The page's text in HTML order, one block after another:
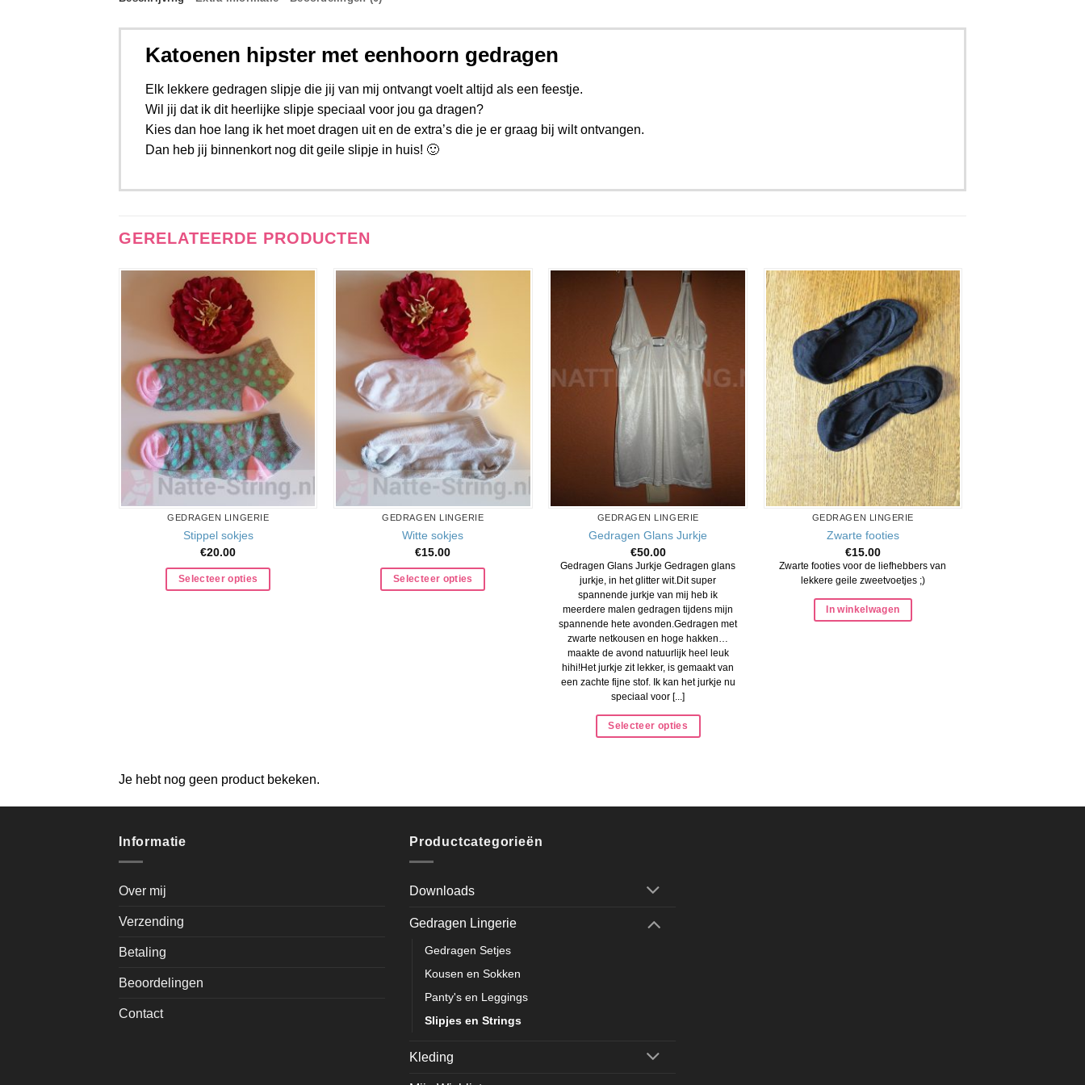
Katoenen hipster met eenhoorn gedragen
Elk lekkere gedragen slipje die jij van mij ontvangt voelt altijd als een feestje.
Wil jij dat ik dit heerlijke slipje speciaal voor jou ga dragen?
Kies dan hoe lang ik het moet dragen uit en de extra’s die je er graag bij wilt ontvangen.
Dan heb jij binnenkort nog dit geile slipje in huis! 🙂
GERELATEERDE PRODUCTEN
toevoegen
GEDRAGEN LINGERIE
Stippel sokjes
€20.00
Selecteer opties
verlanglijst
GEDRAGEN LINGERIE
Witte sokjes
€15.00
Selecteer opties
verlanglijst
toevoegen
GEDRAGEN LINGERIE
Gedragen Glans Jurkje
€50.00
Gedragen Glans Jurkje Gedragen glans
jurkje, in het glitter wit.Dit super
spannende jurkje van mij heb ik
meerdere malen gedragen tijdens mijn
spannende hete avonden.Gedragen met
zwarte netkousen en hoge hakken…
maakte de avond natuurlijk heel leuk
hihi!Het jurkje zit lekker, is gemaakt van
een zachte fijne stof. Ik kan het jurkje nu
speciaal voor [...]
Selecteer opties
Aan
verlanglijst
toevoegen
GEDRAGEN LINGERIE
Zwarte footies
€15.00
Zwarte footies voor de liefhebbers van
lekkere geile zweetvoetjes ;)
In winkelwagen
Je hebt nog geen product bekeken.
Informatie
Over mij
Verzending
Betaling
Beoordelingen
Contact
Productcategorieën
Downloads
Gedragen Lingerie
Gedragen Setjes
Kousen en Sokken
Panty's en Leggings
Slipjes en Strings
Kleding